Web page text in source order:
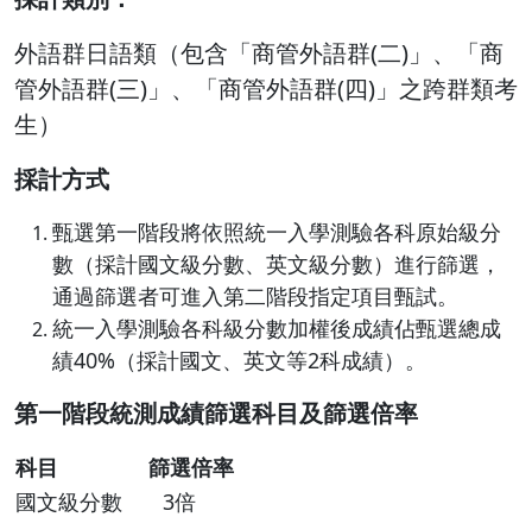
外語群日語類（包含「商管外語群(二)」、「商
管外語群(三)」、「商管外語群(四)」之跨群類考
生）
採計方式
甄選第一階段將依照統一入學測驗各科原始級分
數（採計國文級分數、英文級分數）進行篩選，
通過篩選者可進入第二階段指定項目甄試。
統一入學測驗各科級分數加權後成績佔甄選總成
績40%（採計國文、英文等2科成績）。
第一階段統測成績篩選科目及篩選倍率
科目
篩選倍率
國文級分數
3倍